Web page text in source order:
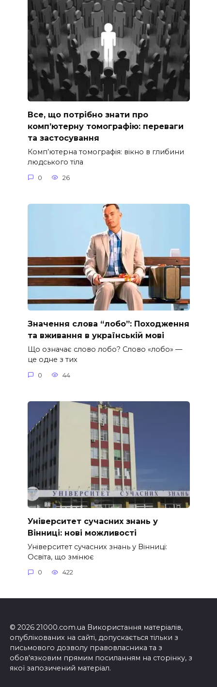
Все, що потрібно знати про
комп’ютерну томографію: переваги
та застосування
Комп’ютерна томографія: вікно в глибини
людського тіла
0 26
Значення слова “лобо”: Походження
та вживання в українській мові
Що означає слово лобо? Слово «лобо» —
це одне з тих
0 44
Університет сучасних знань у
Вінниці: нові можливості
Університет сучасних знань у Вінниці:
Освіта, що змінює
0 422
© 2026 21000.com.ua Використання матеріалів,
опублікованих на сайті, допускається тільки з
письмового дозволу правовласника та з
обов'язковим прямим посиланням на сторінку, з
якої запозичений матеріал.